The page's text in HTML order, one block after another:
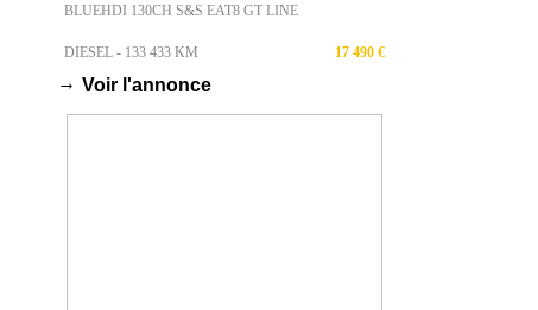
BLUEHDI 130CH S&S EAT8 GT LINE
DIESEL - 133 433 KM 17 490 €
→ Voir l'annonce